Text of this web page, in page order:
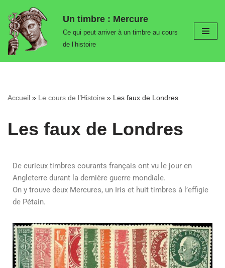
Aller
au
contenu
Un timbre : Mercure
Ce qui peut arriver à un timbre au cours
de l’histoire
Accueil » Le cours de l’Histoire » Les faux de Londres
Les faux de Londres
De curieux timbres courants français ont vu le jour en
Angleterre durant la dernière guerre mondiale.
On y trouve deux Mercures, un Iris et huit timbres à l’effigie
de Pétain.